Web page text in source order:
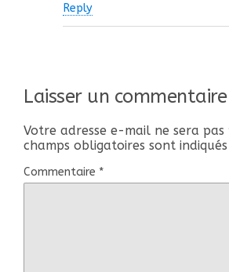
Reply
Laisser un commentaire
Votre adresse e-mail ne sera pas
champs obligatoires sont
Commentaire *